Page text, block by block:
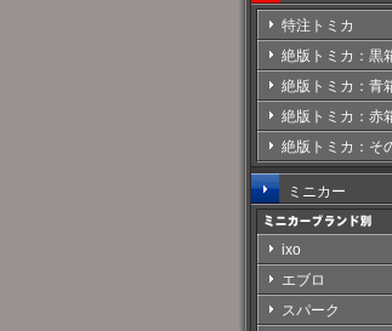
特注トミカ
絶版トミカ：黒
絶版トミカ：青
絶版トミカ：赤
絶版トミカ：そ
ミニカー
ixo
エブロ
スパーク